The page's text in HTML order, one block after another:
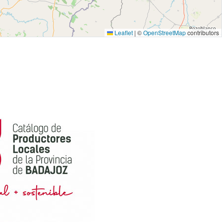
Leaflet | ©OpenStreetMapcontributors